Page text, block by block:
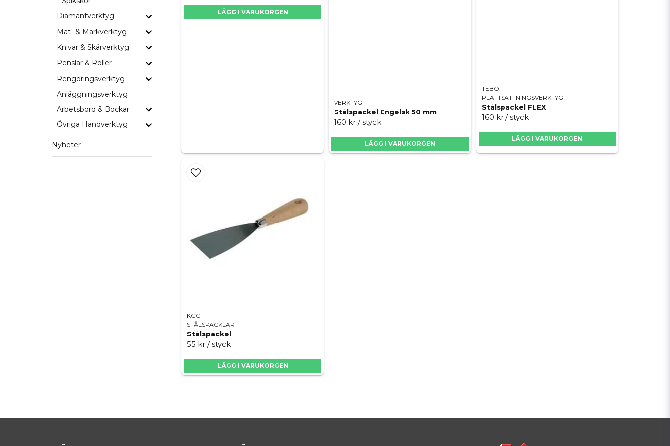
Diamantverktyg
Mät- & Märkverktyg
Knivar & Skärverktyg
Penslar & Roller
Rengöringsverktyg
Anläggningsverktyg
Arbetsbord & Bockar
Övriga Handverktyg
Nyheter
LÄGG I VARUKORGEN
VERKTYG
Stålspackel Engelsk 50 mm
160 kr / styck
LÄGG I VARUKORGEN
TEBO
PLATTSÄTTNINGSVERKTYG
Stålspackel FLEX
160 kr / styck
LÄGG I VARUKORGEN
KGC
STÅLSPACKLAR
Stålspackel
55 kr / styck
LÄGG I VARUKORGEN